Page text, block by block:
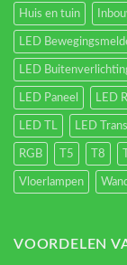
Huis en tuin
LED
LED
LED Paneel LED
LED TL LED
RGB T5 T8
Vloerlampen
VOORDELEN